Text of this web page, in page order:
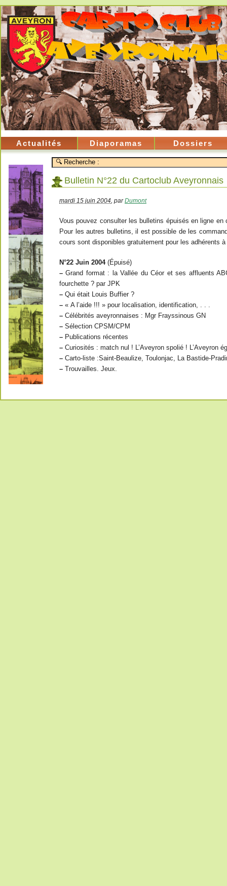
Actualités Diaporamas Dossiers
Bulletin N°22 du Cartoclub Aveyronnais
mardi 15 juin 2004 parDumont
Vous pouvez consulter les bulletins épuisés en ligne
Pour les autres bulletins, il est possible de les
cours sont disponibles gratuitement pour les adhérents
N°22 Juin 2004(Épuisé)
– Grand format : la Vallée du Céor et ses affluents
fourchette ? par JPK
– Qui était Louis Buffier ?
– « A l’aide !!! » pour localisation, identification, . . .
– Célébrités aveyronnaises : Mgr Frayssinous GN
– Sélection CPSM/CPM
– Publications récentes
– Curiosités : match nul ! L’Aveyron spolié ! L’Aveyron
– Carto-liste :Saint-Beaulize, Toulonjac, La Bastide-
– Trouvailles. Jeux.